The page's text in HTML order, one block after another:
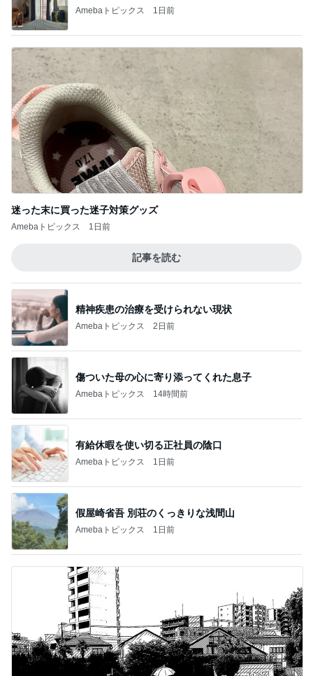
Amebaトピックス 1日前
迷った末に買った迷子対策グッズ
Amebaトピックス 1日前
記事を読む
精神疾患の治療を受けられない現状
Amebaトピックス 2日前
傷ついた母の心に寄り添ってくれた息子
Amebaトピックス 14時間前
有給休暇を使い切る正社員の陰口
Amebaトピックス 1日前
假屋崎省吾 別荘のくっきりな浅間山
Amebaトピックス 1日前